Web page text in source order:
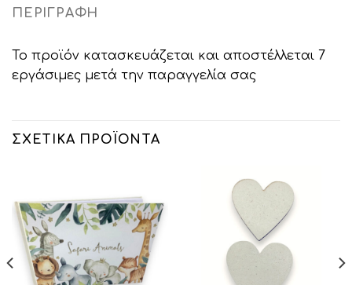
ΠΕΡΙΓΡΑΦΉ
Το προϊόν κατασκευάζεται και αποστέλλεται 7
εργάσιμες μετά την παραγγελία σας
ΣΧΕΤΙΚΆ ΠΡΟΪΌΝΤΑ